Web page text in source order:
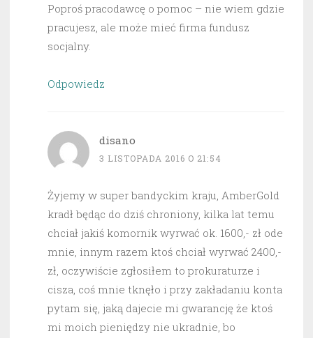
Poproś pracodawcę o pomoc – nie wiem gdzie
pracujesz, ale może mieć firma fundusz
socjalny.
Odpowiedz
disano
3 LISTOPADA 2016 O 21:54
Żyjemy w super bandyckim kraju, AmberGold
kradł będąc do dziś chroniony, kilka lat temu
chciał jakiś komornik wyrwać ok. 1600,- zł ode
mnie, innym razem ktoś chciał wyrwać 2400,-
zł, oczywiście zgłosiłem to prokuraturze i
cisza, coś mnie tknęło i przy zakładaniu konta
pytam się, jaką dajecie mi gwarancję że ktoś
mi moich pieniędzy nie ukradnie, bo